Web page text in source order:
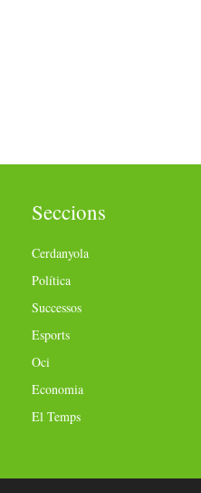
Seccions
Cerdanyola
Política
Successos
Esports
Oci
Economia
El Temps